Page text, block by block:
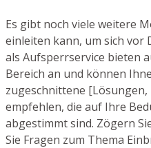
Es gibt noch viele weitere
einleiten kann, um sich vor
als Aufsperrservice bieten
Bereich an und können
zugeschnittene
empfehlen, die auf Ihre
abgestimmt sind. Zögern
Sie Fragen zum Thema